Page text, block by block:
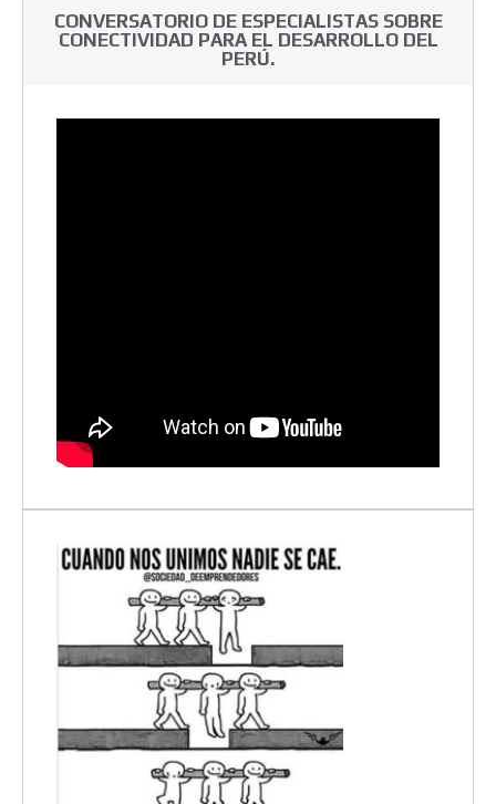
CONVERSATORIO DE ESPECIALISTAS SOBRE
CONECTIVIDAD PARA EL DESARROLLO DEL
PERÚ.